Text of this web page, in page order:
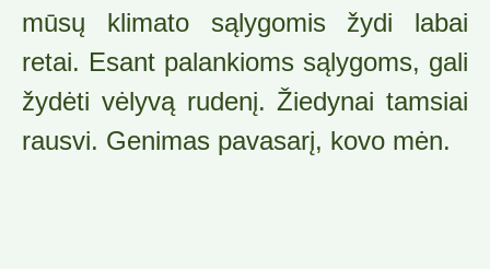
mūsų klimato sąlygomis žydi labai
retai. Esant palankioms sąlygoms, gali
žydėti vėlyvą rudenį. Žiedynai tamsiai
rausvi. Genimas pavasarį, kovo mėn.